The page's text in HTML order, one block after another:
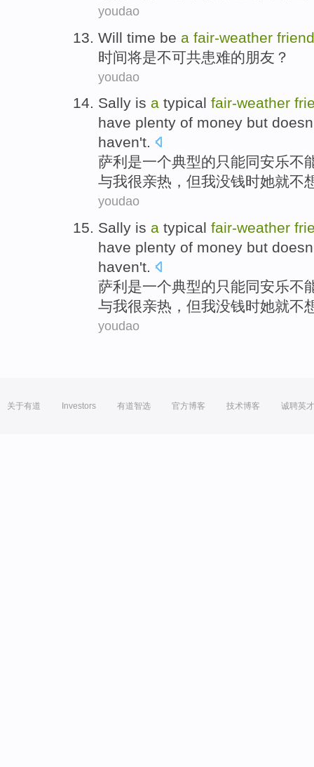
youdao
Will time be a fair-weather friend
时间将是不可共患难的朋友 ？
youdao
Sally is a typical fair-weather
have plenty of money but
haven't.
萨利 是一个典型的只能同安乐不
与我很亲热 ， 但我没钱时她就不
youdao
Sally is a typical fair-weather
have plenty of money but
haven't.
萨利 是一个典型的只能同安乐不
与我很亲热 ， 但我没钱时她就不
youdao
关于有道 Investors 有道智选 官方博客 技术博客 诚聘英才